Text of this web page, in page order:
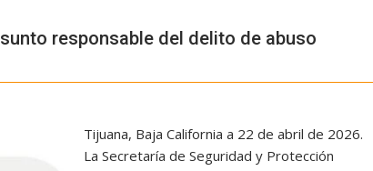
responsable del delito de abuso
Tijuana, Baja California a 22 de abril de 2026.
La Secretaría de Seguridad y Protección